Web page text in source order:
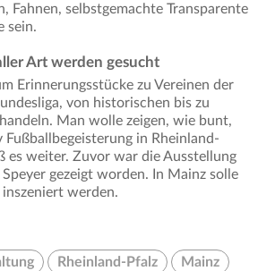
Fahnen, selbstgemachte Transparente
sein.
Art werden gesucht
Erinnerungsstücke zu Vereinen der
von historischen bis zu
Man wolle zeigen, wie bunt,
in Rheinland-
es weiter. Zuvor war die Ausstellung
gezeigt worden. In Mainz solle
werden.
Rheinland-Pfalz Mainz